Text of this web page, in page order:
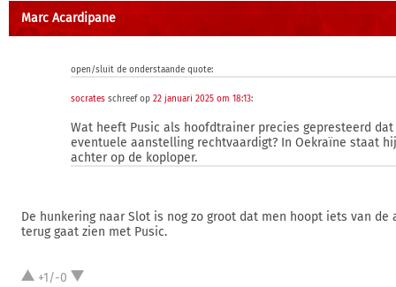
Marc Acardipane
open/sluit de onderstaande quote:
socrates schreef op 22 januari 2025 om 18:13:
Wat heeft Pusic als hoofdtrainer precies gepresteerd dat
eventuele aanstelling rechtvaardigt? In Oekraïne staat
achter op de koploper.
De hunkering naar Slot is nog zo groot dat men hoopt iets van de
terug gaat zien met Pusic.
+1/-0